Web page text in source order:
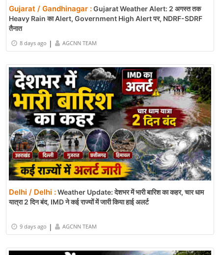
Gujarat / Gandhinagar :Gujarat Weather Alert: 2 अगस्त तक
Heavy Rain का Alert, Government High Alert पर, NDRF-SDRF
तैनात
8 days ago | AGCNN TEAM
Delhi / Delhi :Weather Update: देशभर में भारी बारिश का कहर, चार धाम
यात्रा 2 दिन बंद, IMD ने कई राज्यों में जारी किया हाई अलर्ट
9 days ago | AGCNN TEAM